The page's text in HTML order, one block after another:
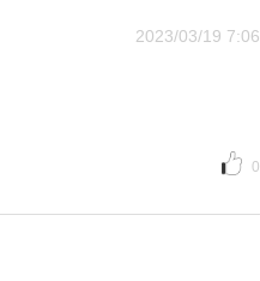
2023/03/19 7:06
0